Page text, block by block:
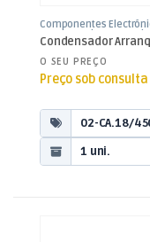
Componentes
Condensadores
Arranque
Condensador
O SEU PREÇO
Preço sob consulta
02-CA.18/
1 uni.